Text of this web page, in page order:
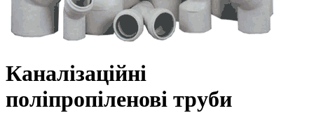
Каналізаційні
поліпропіленові труби